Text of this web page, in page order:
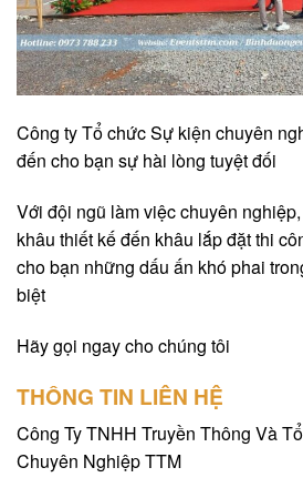
Công ty Tổ chức Sự kiện chuyên
đến cho bạn sự hài lòng tuyệt đối
Với đội ngũ làm việc chuyên
khâu thiết kế đến khâu lắp đặt thi
cho bạn những dấu ấn khó phai
biệt
Hãy gọi ngay cho chúng tôi
THÔNG TIN LIÊN HỆ
Công Ty TNHH Truyền Thông Và
Chuyên Nghiệp TTM